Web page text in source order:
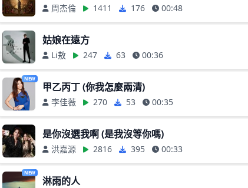
周杰倫 1411 176 00:48
姑娘在遠方
Li敖 247 63 00:36
NEW
甲乙丙丁 (你我怎麼兩清)
李佳薇 270 53 00:35
是你沒選我啊 (是我沒等你嗎)
洪嘉源 2816 395 00:33
NEW
淋雨的人